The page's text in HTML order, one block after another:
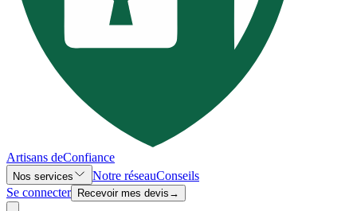
Artisans deConfiance
Nos services Notre réseauConseils
Se connecter
Recevoir mes devis →